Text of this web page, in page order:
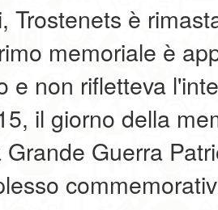
Trostenets è
memoriale è
e non rifletteva
il giorno della
Guerra